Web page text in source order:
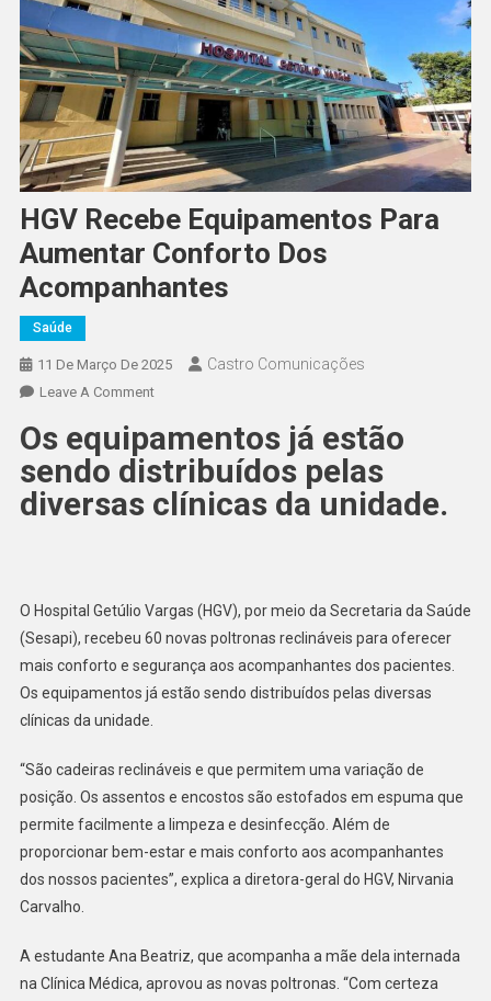
HGV Recebe Equipamentos Para
Aumentar Conforto Dos
Acompanhantes
Saúde
11 De Março De 2025 Castro Comunicações
Leave A Comment
Os equipamentos já estão
sendo distribuídos pelas
diversas clínicas da unidade.
O Hospital Getúlio Vargas (HGV), por meio da Secretaria da Saúde
(Sesapi), recebeu 60 novas poltronas reclináveis para oferecer
mais conforto e segurança aos acompanhantes dos pacientes.
Os equipamentos já estão sendo distribuídos pelas diversas
clínicas da unidade.
“São cadeiras reclináveis e que permitem uma variação de
posição. Os assentos e encostos são estofados em espuma que
permite facilmente a limpeza e desinfecção. Além de
proporcionar bem-estar e mais conforto aos acompanhantes
dos nossos pacientes”, explica a diretora-geral do HGV, Nirvania
Carvalho.
A estudante Ana Beatriz, que acompanha a mãe dela internada
na Clínica Médica, aprovou as novas poltronas. “Com certeza